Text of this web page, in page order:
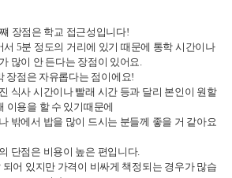
, 목표를 잘 고려해 숙소를 선택하는 게 중요해요!!
적응 후 룸렌트로 옮기는 방식도 많이 선택하는
니 참고하시면 좋겠습니다.